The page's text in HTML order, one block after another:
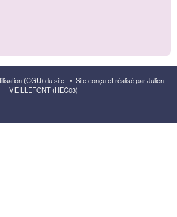
(CGU) du site • Site conçu et réalisé par Julien
VIEILLEFONT (HEC03)